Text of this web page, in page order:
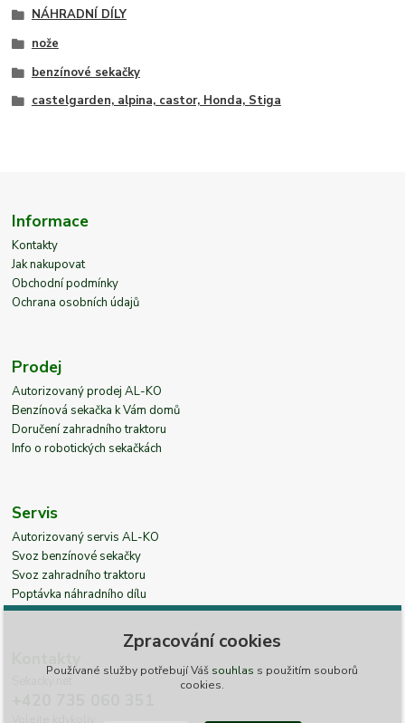
NÁHRADNÍ DÍLY
nože
benzínové sekačky
castelgarden, alpina, castor, Honda, Stiga
Informace
Kontakty
Jak nakupovat
Obchodní podmínky
Ochrana osobních údajů
Prodej
Autorizovaný prodej AL-KO
Benzínová sekačka k Vám domů
Doručení zahradního traktoru
Info o robotických sekačkách
Servis
Autorizovaný servis AL-KO
Svoz benzínové sekačky
Svoz zahradního traktoru
Poptávka náhradního dílu
Zpracování cookies
Používané služby potřebují Váš souhlas s použitím souborů
cookies.